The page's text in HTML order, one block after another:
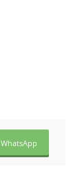
WhatsApp